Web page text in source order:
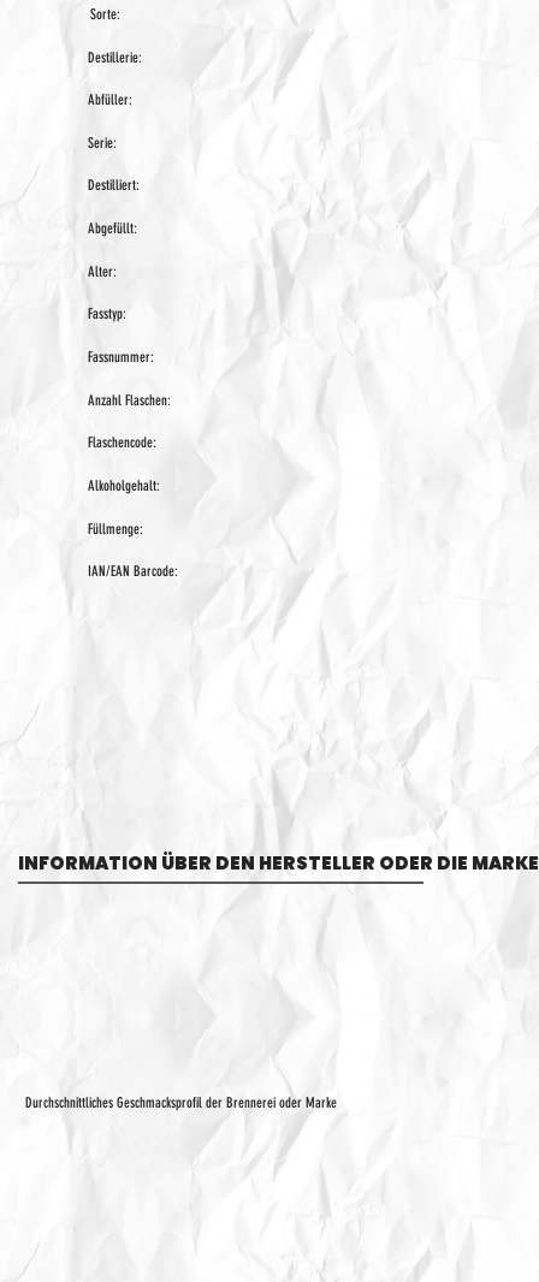
Durchschnittliches Geschmacksprofil der Brennerei oder Marke
Sorte:
Destillerie:
Abfüller:
Serie:
Destilliert:
Abgefüllt:
Alter:
Fasstyp:
Fassnummer:
Anzahl Flaschen:
Flaschencode:
Alkoholgehalt:
Füllmenge:
IAN/EAN Barcode:
INFORMATION ÜBER DEN HERSTELLER ODER DIE MARKE